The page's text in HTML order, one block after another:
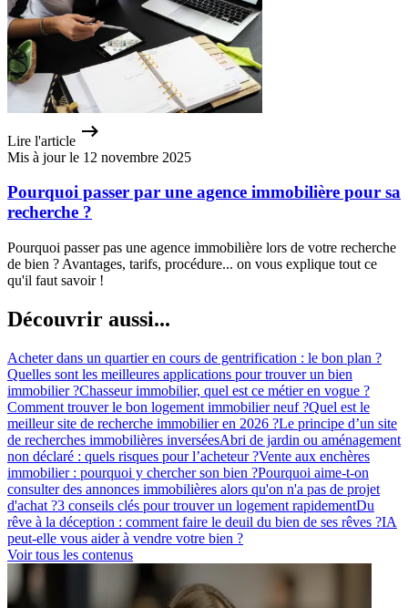
Lire l'article
Mis à jour le 12 novembre 2025
Pourquoi passer par une agence immobilière pour sa
recherche ?
Pourquoi passer pas une agence immobilière lors de votre recherche
de bien ? Avantages, tarifs, procédure... on vous explique tout ce
qu'il faut savoir !
Découvrir aussi...
Acheter dans un quartier en cours de gentrification : le bon plan ?
Quelles sont les meilleures applications pour trouver un bien
immobilier ?Chasseur immobilier, quel est ce métier en vogue ?
Comment trouver le bon logement immobilier neuf ?Quel est le
meilleur site de recherche immobilier en 2026 ?Le principe d’un site
de recherches immobilières inverséesAbri de jardin ou aménagement
non déclaré : quels risques pour l’acheteur ?Vente aux enchères
immobilier : pourquoi y chercher son bien ?Pourquoi aime-t-on
consulter des annonces immobilières alors qu'on n'a pas de projet
d'achat ?3 conseils clés pour trouver un logement rapidementDu
rêve à la déception : comment faire le deuil du bien de ses rêves ?IA
peut-elle vous aider à vendre votre bien ?
Voir tous les contenus